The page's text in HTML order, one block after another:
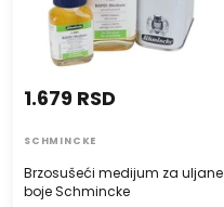
Brzosušeći medijum za uljane
boje Schmincke
1.679 RSD
SCHMINCKE